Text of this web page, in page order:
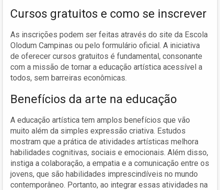
Cursos gratuitos e como se inscrever
As inscrições podem ser feitas através do site da Escola
Olodum Campinas ou pelo formulário oficial. A iniciativa
de oferecer cursos gratuitos é fundamental, consonante
com a missão de tornar a educação artística acessível a
todos, sem barreiras econômicas.
Benefícios da arte na educação
A educação artística tem amplos benefícios que vão
muito além da simples expressão criativa. Estudos
mostram que a prática de atividades artísticas melhora
habilidades cognitivas, sociais e emocionais. Além disso,
instiga a colaboração, a empatia e a comunicação entre os
jovens, que são habilidades imprescindíveis no mundo
contemporâneo. Portanto, ao integrar essas atividades na